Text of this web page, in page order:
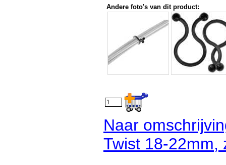
Andere foto's van dit product:
Naar
Twist 18-22mm,